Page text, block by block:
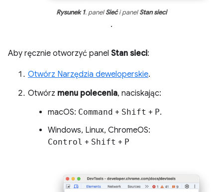
Rysunek 1. panelSieći panelStan sieci
.
Aby ręcznie otworzyć panel Stan sieci:
Otwórz Narzędzia deweloperskie.
Otwórz menu polecenia, naciskając:
macOS: Command + Shift + P.
Windows, Linux, ChromeOS:
Control + Shift + P